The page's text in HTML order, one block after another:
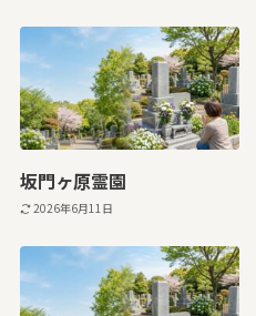
坂門ヶ原霊園
2026年6月11日